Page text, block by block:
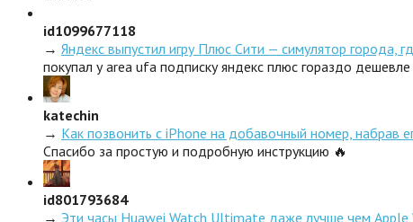
id1099677118
→ Яндекс выпустил игру Плюс Сити — симулятор города,
покупал у area ufa подписку яндекс плюс гораздо
katechin
→ Как позвонить с iPhone на добавочный номер, набрав
Спасибо за простую и подробную инструкцию 🔥
id801793684
→ Эти часы Huawei Watch Ultimate даже лучше чем Apple